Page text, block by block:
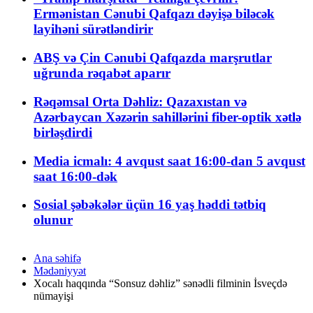
Ermənistan Cənubi Qafqazı dəyişə biləcək
layihəni sürətləndirir
ABŞ və Çin Cənubi Qafqazda marşrutlar
uğrunda rəqabət aparır
Rəqəmsal Orta Dəhliz: Qazaxıstan və
Azərbaycan Xəzərin sahillərini fiber-optik xətlə
birləşdirdi
Media icmalı: 4 avqust saat 16:00-dan 5 avqust
saat 16:00-dək
Sosial şəbəkələr üçün 16 yaş həddi tətbiq
olunur
Ana səhifə
Mədəniyyət
Xocalı haqqında “Sonsuz dəhliz” sənədli filminin İsveçdə
nümayişi